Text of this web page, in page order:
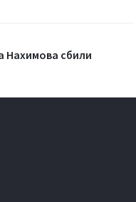
Нахимова сбили